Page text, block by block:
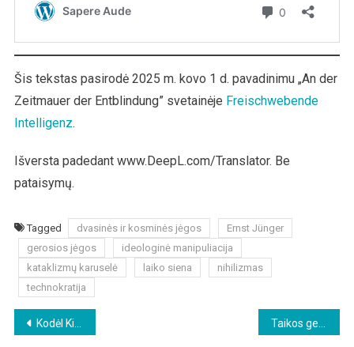
Šis tekstas pasirodė 2025 m. kovo 1 d. pavadinimu „An der
Zeitmauer der Entblindung” svetainėje Freischwebende
Intelligenz.
Išversta padedant www.DeepL.com/Translator. Be
pataisymų.
Tagged dvasinės ir kosminės jėgos
Ernst Jünger
gerosios jėgos
ideologinė manipuliacija
kataklizmų karuselė
laiko siena
nihilizmas
technokratija
Beitragsnavigation
Kodėl Kinija yra taikesnė už Vakarus